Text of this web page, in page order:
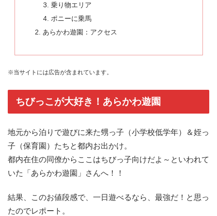
乗り物エリア
ポニーに乗馬
あらかわ遊園：アクセス
※当サイトには広告が含まれています。
ちびっこが大好き！あらかわ遊園
地元から泊りで遊びに来た甥っ子（小学校低学年）＆姪っ
子（保育園）たちと都内お出かけ。
都内在住の同僚からここはちびっ子向けだよ～といわれて
いた「あらかわ遊園」さんへ！！
結果、このお値段感で、一日遊べるなら、最強だ！と思っ
たのでレポート。